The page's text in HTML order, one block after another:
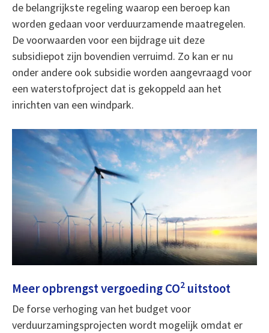
de belangrijkste regeling waarop een beroep kan
worden gedaan voor verduurzamende maatregelen.
De voorwaarden voor een bijdrage uit deze
subsidiepot zijn bovendien verruimd. Zo kan er nu
onder andere ook subsidie worden aangevraagd voor
een waterstofproject dat is gekoppeld aan het
inrichten van een windpark.
Meer opbrengst vergoeding CO2uitstoot
De forse verhoging van het budget voor
verduurzamingsprojecten wordt mogelijk omdat er